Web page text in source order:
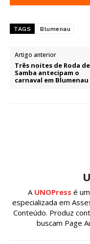
TAGS Blumenau
Artigo anterior
Três noites de Roda de
Samba antecipam o
carnaval em Blumenau
A UNOPress é
especializada em
Conteúdo. Produz
buscam Page